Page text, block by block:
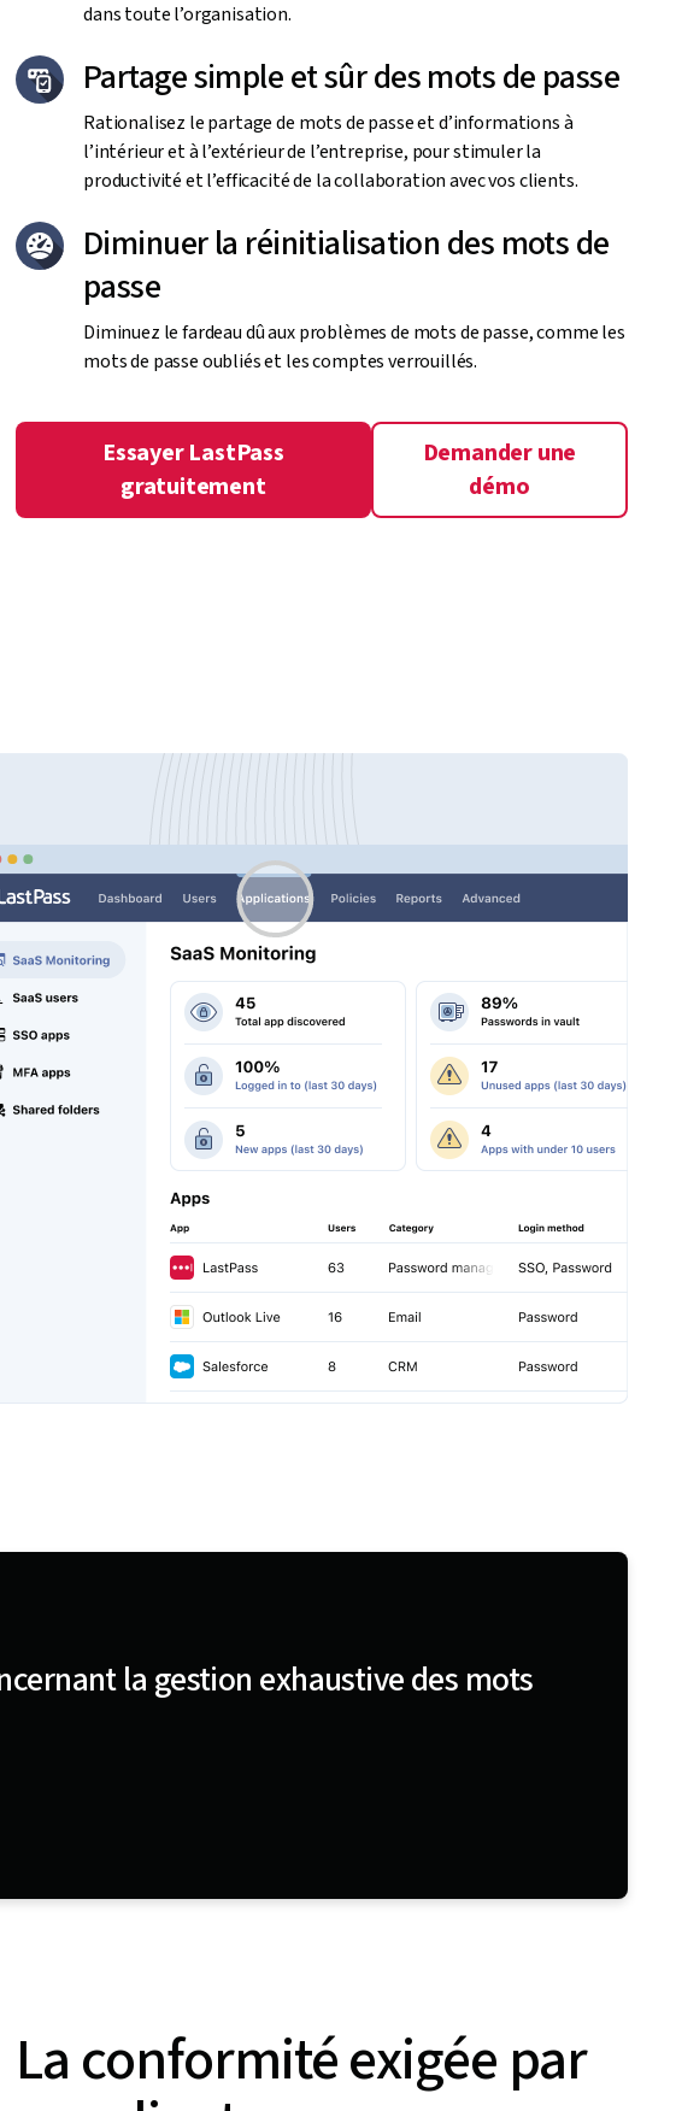
dans toute l’organisation.
Partage simple et sûr des mots de passe
Rationalisez le partage de mots de passe et d’informations à
l’intérieur et à l’extérieur de l’entreprise, pour stimuler la
productivité et l’efficacité de la collaboration avec vos clients.
Diminuer la réinitialisation des mots de
passe
Diminuez le fardeau dû aux problèmes de mots de passe, comme les
mots de passe oubliés et les comptes verrouillés.
Essayer LastPass
gratuitement
Demander une
démo
la gestion exhaustive des mots
La conformité exigée par